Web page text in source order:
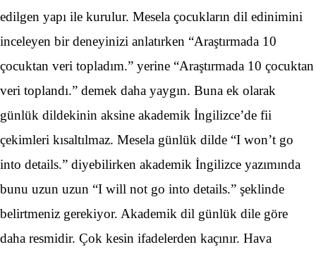
edilgen yapı ile kurulur. Mesela çocukların dil edinimini
inceleyen bir deneyinizi anlatırken “Araştırmada 10
çocuktan veri topladım.” yerine “Araştırmada 10 çocuktan
veri toplandı.” demek daha yaygın. Buna ek olarak
günlük dildekinin aksine akademik İngilizce’de fii
çekimleri kısaltılmaz. Mesela günlük dilde “I won’t go
into details.” diyebilirken akademik İngilizce yazımında
bunu uzun uzun “I will not go into details.” şeklinde
belirtmeniz gerekiyor. Akademik dil günlük dile göre
daha resmidir. Çok kesin ifadelerden kaçınır. Hava